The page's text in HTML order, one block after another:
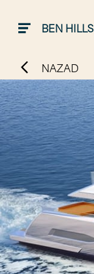
BEN HILLS
NAZAD